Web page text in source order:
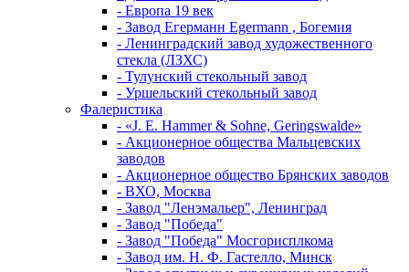
- Европа 19 век
- Завод Егерманн Egermann , Богемия
- Ленинградский завод художественного
стекла (ЛЗХС)
- Тулунский стекольный завод
- Уршельский стекольный завод
Фалеристика
- «J. E. Hammer & Sohne, Geringswalde»
- Акционерное общества Мальцевских
заводов
- Акционерное общество Брянских заводов
- ВХО, Москва
- Завод "Ленэмальер", Ленинград
- Завод "Победа"
- Завод "Победа" Мосгорисплкома
- Завод им. Н. Ф. Гастелло, Минск